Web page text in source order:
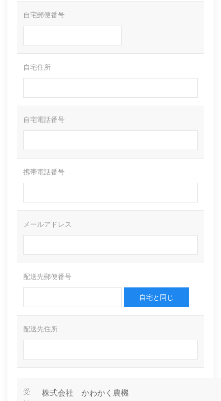
自宅郵便番号
自宅住所
自宅電話番号
携帯電話番号
メールアドレス
配送先郵便番号
自宅と同じ
配送先住所
受
株式会社 かわかく農機